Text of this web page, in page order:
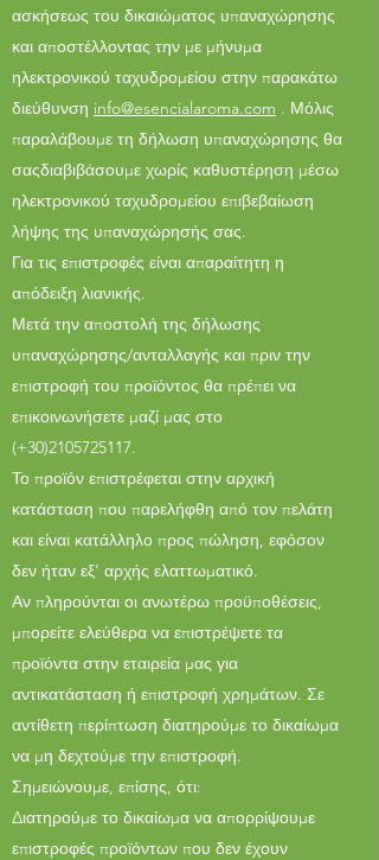
ασκήσεως του δικαιώματος υπαναχώρησης
και αποστέλλοντας την με μήνυμα
ηλεκτρονικού ταχυδρομείου στην παρακάτω
διεύθυνση info@esencialaroma.com . Μόλις
παραλάβουμε τη δήλωση υπαναχώρησης θα
σαςδιαβιβάσουμε χωρίς καθυστέρηση μέσω
ηλεκτρονικού ταχυδρομείου επιβεβαίωση
λήψης της υπαναχώρησής σας.
Για τις επιστροφές είναι απαραίτητη η
απόδειξη λιανικής.
Μετά την αποστολή της δήλωσης
υπαναχώρησης/ανταλλαγής και πριν την
επιστροφή του προϊόντος θα πρέπει να
επικοινωνήσετε μαζί μας στο
(+30)2105725117.
Το προϊόν επιστρέφεται στην αρχική
κατάσταση που παρελήφθη από τον πελάτη
και είναι κατάλληλο προς πώληση, εφόσον
δεν ήταν εξ’ αρχής ελαττωματικό.
Αν πληρούνται οι ανωτέρω προϋποθέσεις,
μπορείτε ελεύθερα να επιστρέψετε τα
προϊόντα στην εταιρεία μας για
αντικατάσταση ή επιστροφή χρημάτων. Σε
αντίθετη περίπτωση διατηρούμε το δικαίωμα
να μη δεχτούμε την επιστροφή.
Σημειώνουμε, επίσης, ότι:
Διατηρούμε το δικαίωμα να απορρίψουμε
επιστροφές προϊόντων που δεν έχουν